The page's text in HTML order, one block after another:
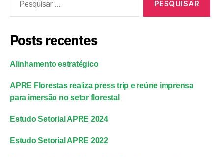
Posts recentes
Alinhamento estratégico
APRE Florestas realiza press trip e reúne imprensa
para imersão no setor florestal
Estudo Setorial APRE 2024
Estudo Setorial APRE 2022